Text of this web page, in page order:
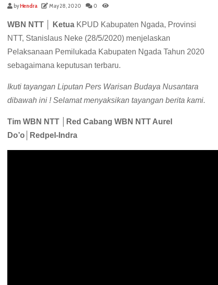
byHendra May 28, 2020 0
WBN NTT │ Ketua KPUD Kabupaten Ngada, Provinsi
NTT, Stanislaus Neke (28/5/2020) menjelaskan
Pelaksanaan Pemilukada Kabupaten Ngada Tahun 2020
sebagaimana keputusan terbaru.
Ikuti tayangan Liputan Pers Warisan Budaya Nusantara
dibawah ini ! Selamat menyaksikan tayangan berita kami.
Tim WBN NTT │Red Cabang WBN NTT Aurel
Do’o│Redpel-Indra